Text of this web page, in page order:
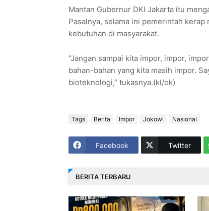
Mantan Gubernur DKI Jakarta itu
Pasalnya, selama ini pemerintah
kebutuhan di masyarakat.
“Jangan sampai kita impor, impor,
bahan-bahan yang kita masih impor.
bioteknologi,” tukasnya.(kl/ok)
Tags Berita Impor Jokowi Nasional
Facebook Twitter
BERITA TERBARU